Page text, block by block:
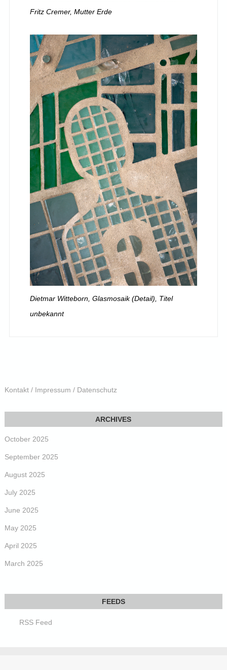
Fritz Cremer, Mutter Erde
Dietmar Witteborn, Glasmosaik (Detail), Titel
unbekannt
Kontakt / Impressum / Datenschutz
October 2025
September 2025
August 2025
July 2025
June 2025
May 2025
April 2025
March 2025
RSS Feed